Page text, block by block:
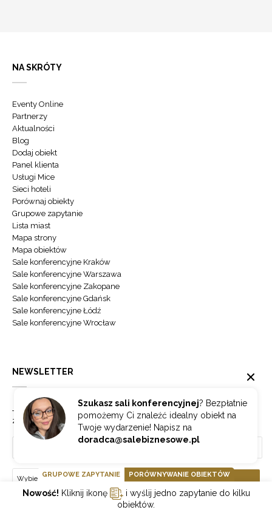
Szukasz sali konferencyjnej? Bezpłatnie
pomożemy Ci znaleźć idealny obiekt na
Twoje wydarzenie! Napisz na
doradca@salebiznesowe.pl
NA SKRÓTY
Eventy Online
Partnerzy
Aktualności
Blog
Dodaj obiekt
Panel klienta
Usługi Mice
Sieci hoteli
Porównaj obiekty
Grupowe zapytanie
Lista miast
Mapa strony
Mapa obiektów
Sale konferencyjne Kraków
Sale konferencyjne Warszawa
Sale konferencyjne Zakopane
Sale konferencyjne Gdańsk
Sale konferencyjne Łódź
Sale konferencyjne Wrocław
NEWSLETTER
Jeżeli chcesz otrzymywać najnowsze informacje o branży hotelowej
zapisz się do naszego newslettera.
Wybierz ZAPISZ SIĘ
GRUPOWE ZAPYTANIE PORÓWNYWANIE OBIEKTÓW
Nowość! Kliknij ikonę
i wyślij jedno zapytanie do kilku
obiektów.